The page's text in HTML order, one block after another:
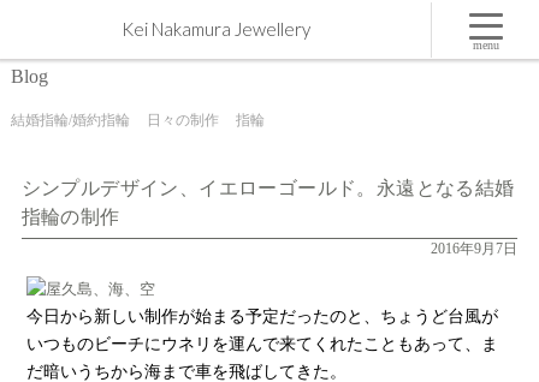
シンプルデザイン、イエローゴールド。永遠となる結婚指輪の制作 | 屋久島,ジュエリー,オーダー
メイドのマリッジリング（結婚・婚約指輪）制作 | Kei Nakamura Jewellery Blog
Kei Nakamura Jewellery
Blog
結婚指輪/婚約指輪 日々の制作 指輪
シンプルデザイン、イエローゴールド。永遠となる結婚
指輪の制作
2016年9月7日
今日から新しい制作が始まる予定だったのと、ちょうど台風が
いつものビーチにウネリを運んで来てくれたこともあって、ま
だ暗いうちから海まで車を飛ばしてきた。
menu